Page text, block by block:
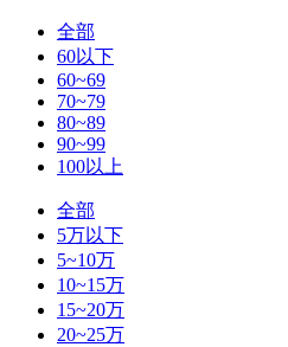
全部
60以下
60~69
70~79
80~89
90~99
100以上
全部
5万以下
5~10万
10~15万
15~20万
20~25万